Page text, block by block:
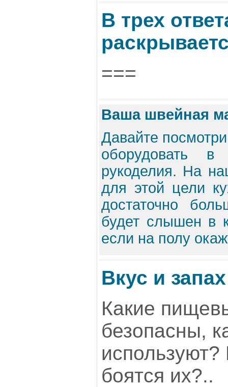
В трех
===
Ваша швейная
Давайте
оборудовать
рукоделия. На
для этой цели
достаточно
будет слышен в
если на полу
Вкус и
Какие
безопасны,
боятся их?..